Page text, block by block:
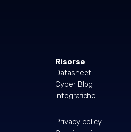
Risorse
Datasheet
Cyber Blog
Infografiche
Privacy policy